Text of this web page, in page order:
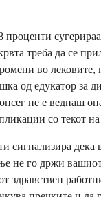
треба да се
во лековите,
од едукатор за
не е веднаш
со текот
сигнализира дека
не го држи
здравствен